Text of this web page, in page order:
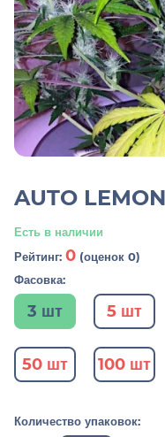
AUTO
Есть в наличии
Рейтинг: 0 (оценок 0)
Фасовка:
3 шт 5 шт
50 шт 100 шт
Количество упаковок: